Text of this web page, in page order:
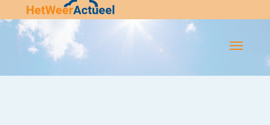
Flip-